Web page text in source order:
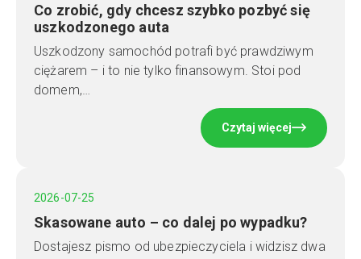
Co zrobić, gdy chcesz szybko pozbyć się
uszkodzonego auta
Uszkodzony samochód potrafi być prawdziwym
ciężarem – i to nie tylko finansowym. Stoi pod
domem,…
Czytaj więcej
2026-07-25
Skasowane auto – co dalej po wypadku?
Dostajesz pismo od ubezpieczyciela i widzisz dwa